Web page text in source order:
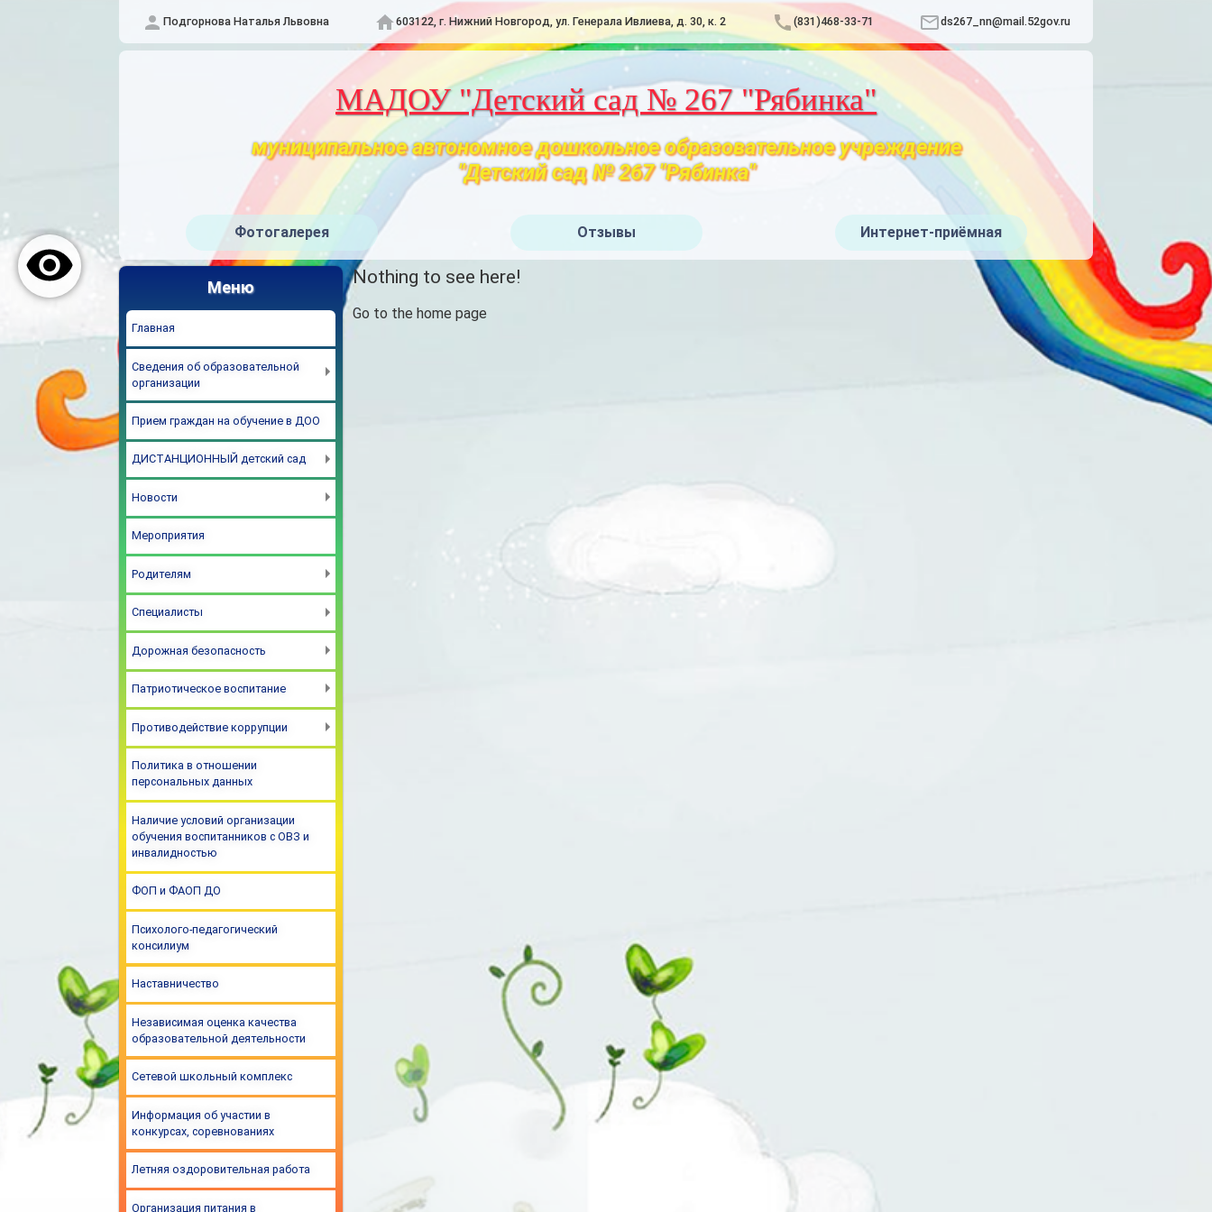
Подгорнова Наталья Львовна 603122, г. Нижний Новгород, ул. Генерала Ивлиева, д. 30, к. 2 (831)468-33-71 ds267_nn@mail.52gov.ru
МАДОУ "Детский сад № 267 "Рябинка"
муниципальное автономное дошкольное образовательное учреждение
"Детский сад № 267 "Рябинка"
Фотогалерея Отзывы Интернет-приёмная
Меню
Главная
Сведения об образовательной
организации
Прием граждан на обучение в ДОО
ДИСТАНЦИОННЫЙ детский сад
Новости
Мероприятия
Родителям
Специалисты
Дорожная безопасность
Патриотическое воспитание
Противодействие коррупции
Политика в отношении
персональных данных
Наличие условий организации
обучения воспитанников с ОВЗ и
инвалидностью
ФОП и ФАОП ДО
Психолого-педагогический
консилиум
Наставничество
Независимая оценка качества
образовательной деятельности
Сетевой школьный комплекс
Информация об участии в
конкурсах, соревнованиях
Летняя оздоровительная работа
Организация питания в
Nothing to see here!
Go to the home page